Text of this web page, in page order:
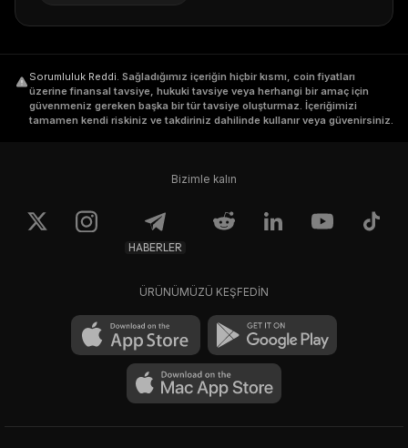
Sorumluluk Reddi. Sağladığımız içeriğin hiçbir kısmı, coin fiyatları
üzerine finansal tavsiye, hukuki tavsiye veya herhangi bir amaç için
güvenmeniz gereken başka bir tür tavsiye oluşturmaz. İçeriğimizi
tamamen kendi riskiniz ve takdiriniz dahilinde kullanır veya güvenirsiniz.
Bizimle kalın
HABERLER
ÜRÜNÜMÜZÜ KEŞFEDİN